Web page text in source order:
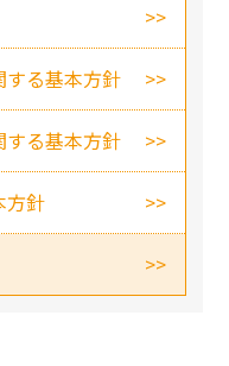
する基本方針
する基本方針
方針